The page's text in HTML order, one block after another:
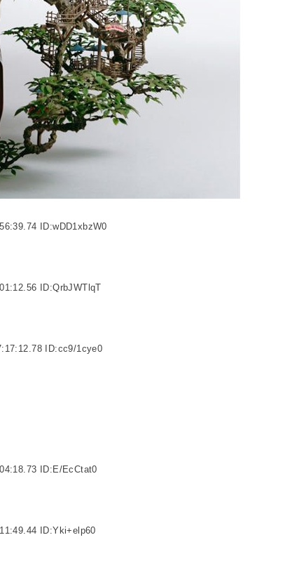
ID:wDD1xbzW0
ID:QrbJWTlqT
ID:cc9/1cye0
ID:E/EcCtat0
ID:Yki+elp60